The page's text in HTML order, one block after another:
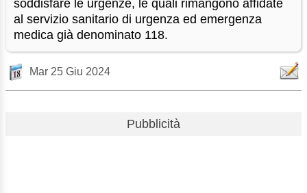
soddisfare le urgenze, le quali rimangono affidate
al servizio sanitario di urgenza ed emergenza
medica già denominato 118.
Mar 25 Giu 2024
Pubblicità